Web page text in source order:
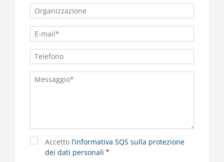
Accetto l’informativa SQS sulla protezione
dei dati personali